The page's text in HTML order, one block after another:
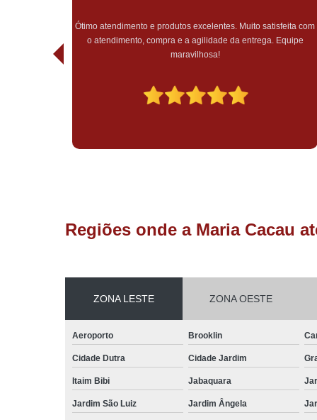
empresa, fui muito bem atendida, fora todo o cuidado e carinho
em todo o atendimento, sem falar do recebimento do pedido,
tudo muito bem embalado. Experiência maravilhosa, só tenho a
muito mais sucesso!
Regiões onde a Maria Cacau
ZONA LESTE ZONA OESTE
Aeroporto Brooklin
Cidade Dutra Cidade Jardim
Itaim Bibi Jabaquara
Jardim São Luiz Jardim Ângela